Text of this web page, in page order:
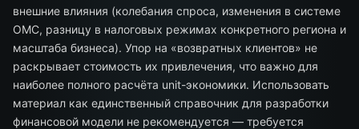
внешние влияния (колебания спроса, изменения в системе
ОМС, разницу в налоговых режимах конкретного региона и
масштаба бизнеса). Упор на «возвратных клиентов» не
раскрывает стоимость их привлечения, что важно для
наиболее полного расчёта unit-экономики. Использовать
материал как единственный справочник для разработки
финансовой модели не рекомендуется — требуется